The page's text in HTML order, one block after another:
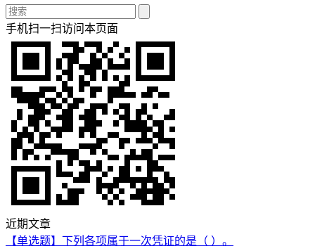
手机扫一扫访问本页面
近期文章
【单选题】下列各项属于一次凭证的是（ ）。